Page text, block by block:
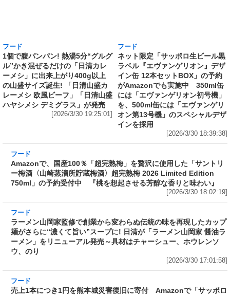
の山盛サイズ誕生! 「日清山盛カ
レーメシ 欧風ビーフ」「日清山盛
ハヤシメシ デミグラス」が発売
[2026/3/30 19:25:01]
がAmazonでも実施中 350ml缶
には「エヴァンゲリオン初号機」
を、500ml缶には「エヴァンゲリ
オン第13号機」のスペシャルデザ
インを採用
[2026/3/30 18:39:38]
Amazonで、国産100％「超完熟梅」を贅沢に使用した「サントリ
ー梅酒〈山崎蒸溜所貯蔵梅酒〉超完熟梅 2026 Limited Edition
750ml」の予約受付中 『桃を想起させる芳醇な香りと味わい』
フード
ラーメン山岡家監修で創業から変わらぬ伝統の味を再現したカップ
麺がさらに“濃くて旨い”スープに! 日清が「ラーメン山岡家 醤油ラ
ーメン」をリニューアル発売～具材はチャーシュー、ホウレンソ
ウ、のり
[2026/3/30 17:01:58]
フード
売上1本につき1円を熊本城災害復旧に寄付 Amazonで「サッポロ
生ビール黒ラベル『熊本城復興応援缶』 350ml×24本」が税込
5,180円! 発売から10年、昨年までの累計寄付金額は6,344,952円